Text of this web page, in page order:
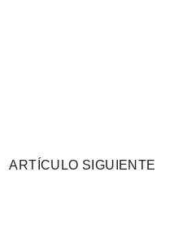
ARTÍCULO SIGUIENTE